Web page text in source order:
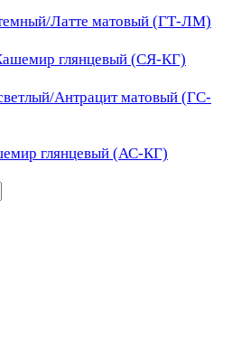
Латте матовый (ГТ-ЛМ)
глянцевый (СЯ-КГ)
Антрацит матовый (ГС-
глянцевый (АС-КГ)